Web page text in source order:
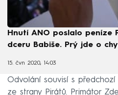
Hnutí ANO poslalo peníze
dceru Babiše. Prý jde o
15. čvn 2020, 14:03
Odvolání souvisí s předchozí
ze strany Pirátů. Primátor